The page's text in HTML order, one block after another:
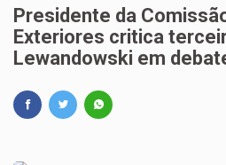
Presidente da
Exteriores critica
Lewandowski em